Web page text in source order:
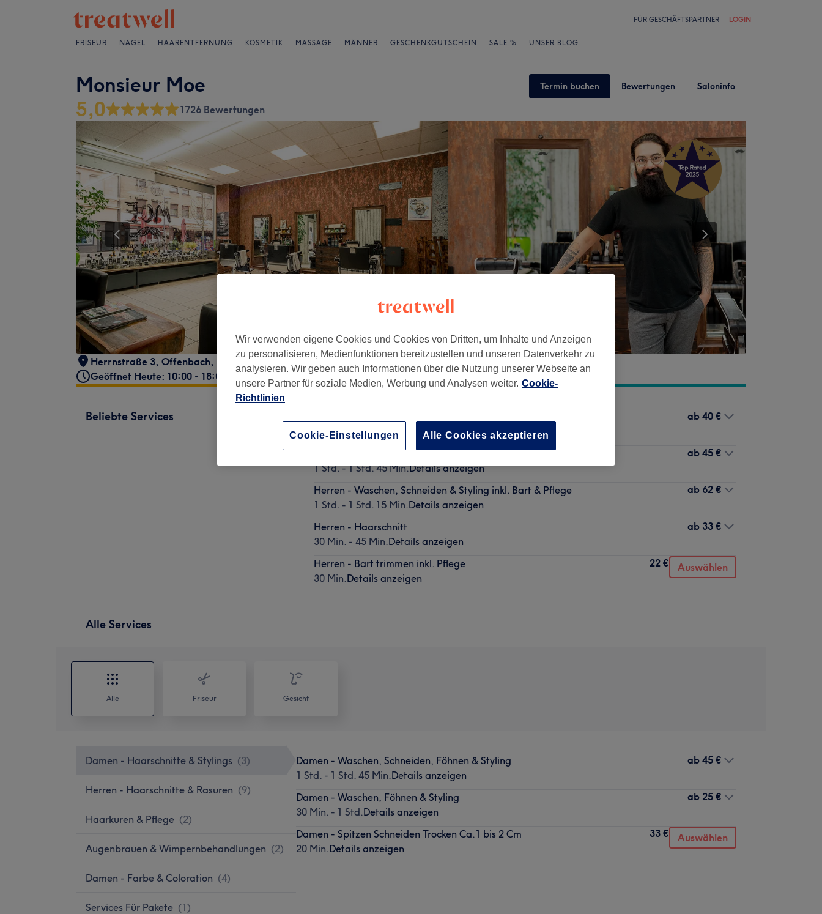
FÜR GESCHÄFTSPARTNER LOGIN
FRISEUR NÄGEL HAARENTFERNUNG KOSMETIK MASSAGE MÄNNER GESCHENKGUTSCHEIN SALE % UNSER BLOG
Monsieur Moe Termin buchen Bewertungen Saloninfo
5,0 1726 Bewertungen
Herrnstraße 3, Offenbach,
63065
Geöffnet Heute: 10:00 - 18:00
Beliebte Services
30 Min. - 45 Min.Details anzeigen
ab 40 €
Damen - Waschen, Schneiden, Föhnen & Styling
1 Std. - 1 Std. 45 Min.Details anzeigen
ab 45 €
Herren - Waschen, Schneiden & Styling inkl. Bart & Pflege
1 Std. - 1 Std. 15 Min.Details anzeigen
ab 62 €
Herren - Haarschnitt
30 Min. - 45 Min.Details anzeigen
ab 33 €
Herren - Bart trimmen inkl. Pflege
30 Min.Details anzeigen
22 € Auswählen
Alle Services
Alle Friseur Gesicht
Damen - Haarschnitte & Stylings (3)
Herren - Haarschnitte & Rasuren (9)
Haarkuren & Pflege (2)
Augenbrauen & Wimpernbehandlungen (2)
Damen - Farbe & Coloration (4)
Services Für Pakete (1)
Damen - Waschen, Schneiden, Föhnen & Styling
1 Std. - 1 Std. 45 Min.Details anzeigen
ab 45 €
Damen - Waschen, Föhnen & Styling
30 Min. - 1 Std.Details anzeigen
ab 25 €
Damen - Spitzen Schneiden Trocken Ca.1 bis 2 Cm
20 Min.Details anzeigen
33 € Auswählen
Wir verwenden eigene Cookies und Cookies von Dritten, um Inhalte und Anzeigen
zu personalisieren, Medienfunktionen bereitzustellen und unseren Datenverkehr zu
analysieren. Wir geben auch Informationen über die Nutzung unserer Webseite an
unsere Partner für soziale Medien, Werbung und Analysen weiter. Cookie-
Richtlinien
Cookie-Einstellungen Alle Cookies akzeptieren